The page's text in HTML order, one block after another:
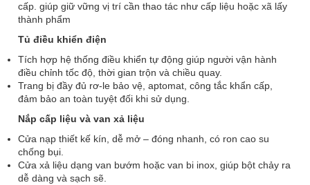
cấp. giúp giữ vững vị trí cần thao tác như cấp liệu hoặc xã lấy
thành phẩm
Tủ điều khiển điện
Tích hợp hệ thống điều khiển tự động giúp người vận hành
điều chỉnh tốc độ, thời gian trộn và chiều quay.
Trang bị đầy đủ rơ-le bảo vệ, aptomat, công tắc khẩn cấp,
đảm bảo an toàn tuyệt đối khi sử dụng.
Nắp cấp liệu và van xả liệu
Cửa nạp thiết kế kín, dễ mở – đóng nhanh, có ron cao su
chống bụi.
Cửa xả liệu dạng van bướm hoặc van bi inox, giúp bột chảy ra
dễ dàng và sạch sẽ.